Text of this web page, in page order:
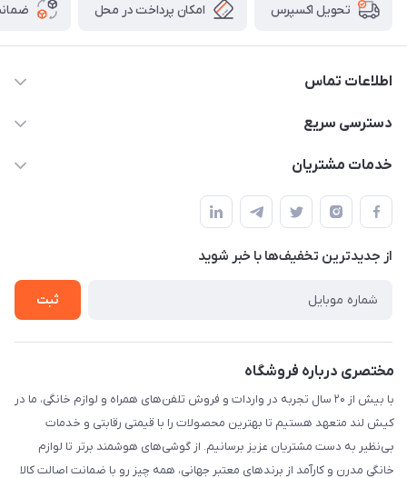
تحویل اکسپرس امکان پرداخت در محل
اطلاعات تماس
02191090994 - 09122805149
دسترسی سریع
حساب کاربری
لیست محصولات
درباره ما
خدمات مشتریان
قوانین و مقررات
حریم خصوصی
راهنما
از جدید‌ترین تخفیف‌ها با‌ خبر شوید
ثبت
مختصری درباره فروشگاه
با بیش از ۲۰ سال تجربه در واردات و فروش تلفن‌های همراه و لوازم خانگی، ما در
کیش لند متعهد هستیم تا بهترین محصولات را با قیمتی رقابتی و خدمات
بی‌نظیر به دست مشتریان عزیز برسانیم. از گوشی‌های هوشمند برتر تا لوازم
خانگی مدرن و کارآمد از برندهای معتبر جهانی، همه چیز رو با ضمانت اصالت کالا